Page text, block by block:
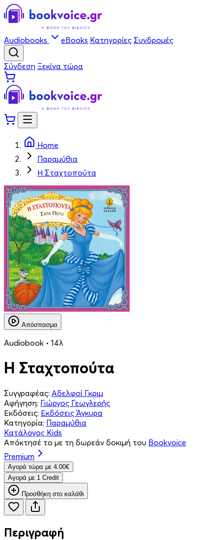
Audiobooks eBooks Κατηγορίες Συνδρομές
Σύνδεση Ξεκίνα τώρα
Home
Παραμύθια
Η Σταχτοπούτα
Απόσπασμα
Audiobook • 14λ
Η Σταχτοπούτα
Συγγραφέας: Αδελφοί Γκριμ
Αφήγηση: Γιώργος Γεωγλερής
Εκδόσεις: Εκδόσεις Άγκυρα
Κατηγορία: Παραμύθια
Κατάλογος Kids
Απόκτησέ το με τη δωρεάν δοκιμή του Bookvoice
Premium
Aγορά τώρα με 4.00€
Aγορά με 1 Credit
Προσθήκη στο καλάθι
Περιγραφή